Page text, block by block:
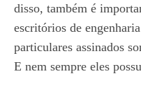
disso, também é
escritórios de
particulares assinados
E nem sempre eles